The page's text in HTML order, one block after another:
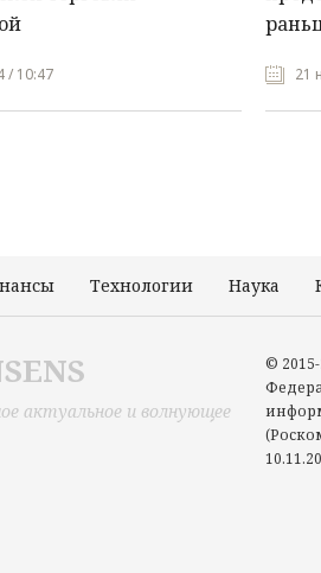
/ 10:47 21
Технологии Наука
актуальное и волнующее
©